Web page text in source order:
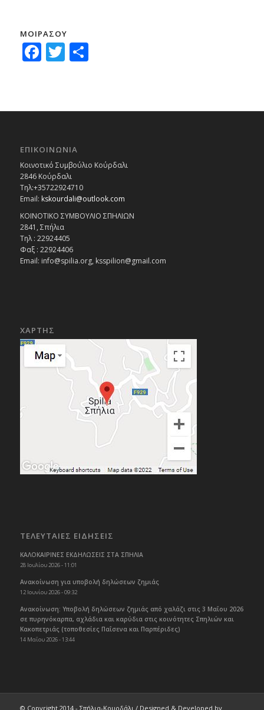
ΜΟΙΡΑΣΟΥ
Facebook
Twitter
Μοιραστείτε
ΕΠΙΚΟΙΝΩΝΙΑ
Κοινοτικό Συμβούλιο Κούρδαλι
2846 Κούρδαλι
Τηλ:+35722924710
Email: kskourdali@outlook.com
ΚΟΙΝΟΤΙΚΟ ΣΥΜΒΟΥΛΙΟ ΣΠΗΛΙΩΝ
2841, Σπήλια
Τηλ : 22924405
Φαξ : 22924406
Email: info@spilia.org, ksspilion@gmail.com
ΧΑΡΤΗΣ
ΤΕΛΕΥΤΑΙΕΣ ΕΙΔΗΣΕΙΣ
ΚΑΛΟΚΑΙΡΙΝΕΣ ΕΚΔΗΛΩΣΕΙΣ ΣΤΑ ΣΠΗΛΙΑ
28 Ιουλίου 2026 - 11:01
Ανακοίνωση για υποβολή δηλώσεων ζημιάς
12 Ιουνίου 2026 - 09:32
Ανακοίνωση: Υποβολή δηλώσεων ζημιάς από χαλάζι στις 3 Μαΐου 2026
σε πυρηνόκαρπα, αχλάδια και καρύδια στις κοινότητες Σπηλιών και
Κακοπετριάς (τοποθεσίες Παΐσενα και Παρπέριδες)
14 Μαΐου 2026 - 13:44
© Copyright 2014 - Σπήλια-Κουρδάλι / Designed & Developed by